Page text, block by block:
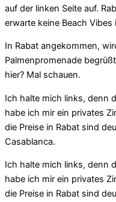
auf der linken Seite auf.
erwarte keine Beach
In Rabat angekommen,
Palmenpromenade
hier? Mal schauen.
Ich halte mich links, denn
habe ich mir ein privates
die Preise in Rabat sind
Casablanca.
Ich halte mich links, denn
habe ich mir ein privates
die Preise in Rabat sind